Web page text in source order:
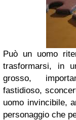
Può un uomo
trasformarsi, in
grosso,
fastidioso,
uomo invincibile,
personaggio che